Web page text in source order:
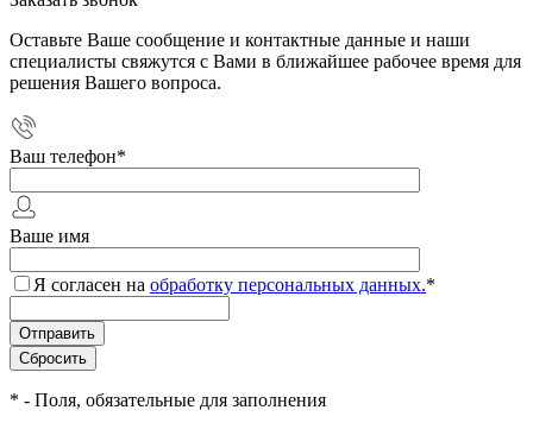
Оставьте Ваше сообщение и контактные данные и наши
специалисты свяжутся с Вами в ближайшее рабочее время для
решения Вашего вопроса.
Ваш телефон*
Ваше имя
Я согласен на обработку персональных данных.*
* - Поля, обязательные для заполнения